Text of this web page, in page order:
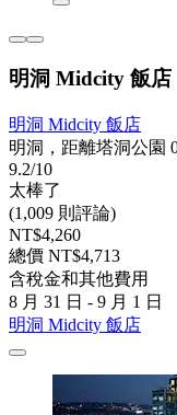
明洞 Midcity 飯店
明洞 Midcity 飯店
明洞，距離塔洞公園
9.2/10
太棒了
(1,009 則評論)
NT$4,260
總價 NT$4,713
含稅金和其他費用
8 月 31 日 - 9 月 1 日
明洞 Midcity 飯店